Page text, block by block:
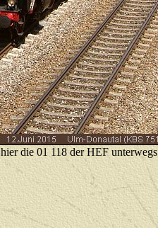
die 01 118 der HEF unterwegs